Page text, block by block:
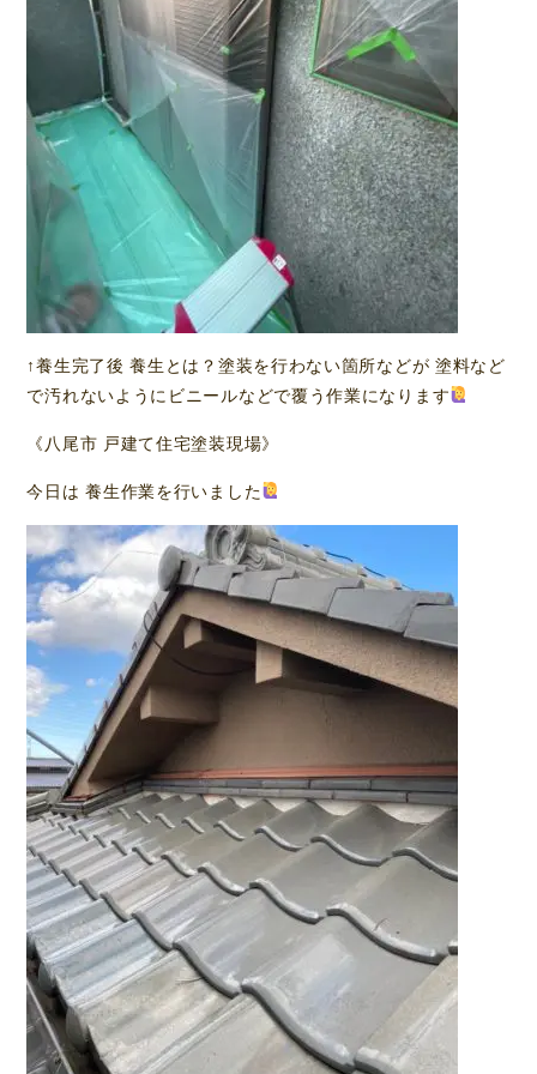
↑養生完了後 養生とは？塗装を行わない箇所などが 塗料など
で汚れないようにビニールなどで覆う作業になります
《八尾市 戸建て住宅塗装現場》
今日は 養生作業を行いました